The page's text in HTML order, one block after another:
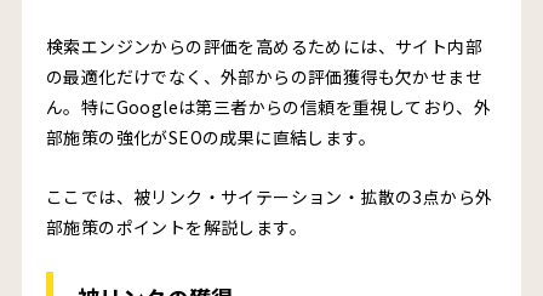
検索エンジンからの評価を高めるためには、サイト内部
の最適化だけでなく、外部からの評価獲得も欠かせませ
ん。特にGoogleは第三者からの信頼を重視しており、外
部施策の強化がSEOの成果に直結します。
ここでは、被リンク・サイテーション・拡散の3点から外
部施策のポイントを解説します。